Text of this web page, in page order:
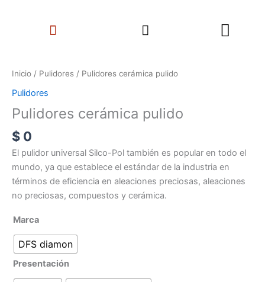
Menu Search
Inicio / Pulidores / Pulidores cerámica pulido
Pulidores
Pulidores cerámica pulido
$ 0
El pulidor universal Silco-Pol también es popular en todo el
mundo, ya que establece el estándar de la industria en
términos de eficiencia en aleaciones preciosas, aleaciones
no preciosas, compuestos y cerámica.
Marca
DFS diamon
Presentación
cerámica
cantidad